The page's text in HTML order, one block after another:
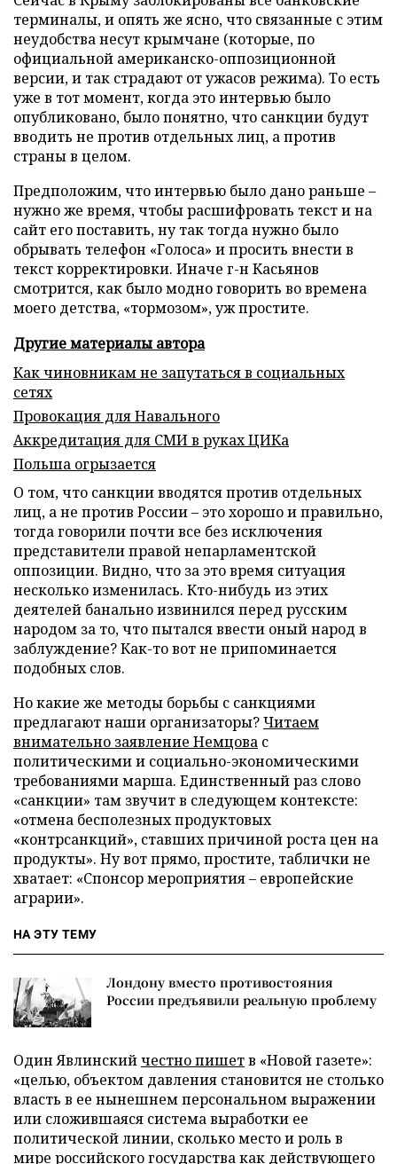
терминалы, и опять же ясно, что связанные с этим
неудобства несут крымчане (которые, по
официальной американско-оппозиционной
версии, и так страдают от ужасов режима). То есть
уже в тот момент, когда это интервью было
опубликовано, было понятно, что санкции будут
вводить не против отдельных лиц, а против
страны в целом.
Предположим, что интервью было дано раньше –
нужно же время, чтобы расшифровать текст и на
сайт его поставить, ну так тогда нужно было
обрывать телефон «Голоса» и просить внести в
текст корректировки. Иначе г-н Касьянов
смотрится, как было модно говорить во времена
моего детства, «тормозом», уж простите.
Другие материалы автора
Как чиновникам не запутаться в социальных
сетях
Провокация для Навального
Аккредитация для СМИ в руках ЦИКа
Польша огрызается
О том, что санкции вводятся против отдельных
лиц, а не против России – это хорошо и правильно,
тогда говорили почти все без исключения
представители правой непарламентской
оппозиции. Видно, что за это время ситуация
несколько изменилась. Кто-нибудь из этих
деятелей банально извинился перед русским
народом за то, что пытался ввести оный народ в
заблуждение? Как-то вот не припоминается
подобных слов.
Но какие же методы борьбы с санкциями
предлагают наши организаторы?Читаем
внимательно заявление Немцова с
политическими и социально-экономическими
требованиями марша. Единственный раз слово
«санкции» там звучит в следующем контексте:
«отмена бесполезных продуктовых
«контрсанкций», ставших причиной роста цен на
продукты». Ну вот прямо, простите, таблички не
хватает: «Спонсор мероприятия – европейские
аграрии».
НА ЭТУ ТЕМУ
Лондону вместо противостояния
России предъявили реальную проблему
Один Явлинскийчестно пишетв «Новой газете»:
«целью, объектом давления становится не столько
власть в ее нынешнем персональном выражении
или сложившаяся система выработки ее
политической линии, сколько место и роль в
мире российского государства как действующего